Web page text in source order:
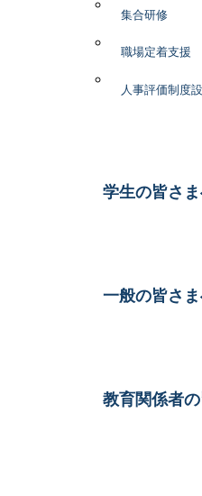
集合研修
職場定着支援
人事評価制度
学生の皆さ
一般の皆さ
教育関係者